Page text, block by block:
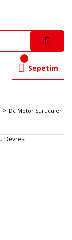
Sepetim
Dc Motor Sürücüler